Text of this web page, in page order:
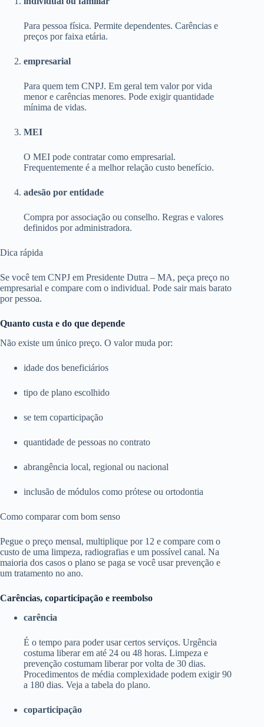
Para pessoa física. Permite dependentes. Carências e
preços por faixa etária.
empresarial
Para quem tem CNPJ. Em geral tem valor por vida
menor e carências menores. Pode exigir quantidade
mínima de vidas.
MEI
O MEI pode contratar como empresarial.
Frequentemente é a melhor relação custo benefício.
adesão por entidade
Compra por associação ou conselho. Regras e valores
definidos por administradora.
Dica rápida
Se você tem CNPJ em Presidente Dutra – MA, peça preço no
empresarial e compare com o individual. Pode sair mais barato
por pessoa.
Quanto custa e do que depende
Não existe um único preço. O valor muda por:
idade dos beneficiários
tipo de plano escolhido
se tem coparticipação
quantidade de pessoas no contrato
abrangência local, regional ou nacional
inclusão de módulos como prótese ou ortodontia
Como comparar com bom senso
Pegue o preço mensal, multiplique por 12 e compare com o
custo de uma limpeza, radiografias e um possível canal. Na
maioria dos casos o plano se paga se você usar prevenção e
um tratamento no ano.
Carências, coparticipação e reembolso
carência
É o tempo para poder usar certos serviços. Urgência
costuma liberar em até 24 ou 48 horas. Limpeza e
prevenção costumam liberar por volta de 30 dias.
Procedimentos de média complexidade podem exigir 90
a 180 dias. Veja a tabela do plano.
coparticipação